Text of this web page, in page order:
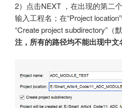
2）点击NEXT ，在出现的第二
输入工程名；在“Project
“Create project subdirectory”（
注，所有的路径均不能出现中文